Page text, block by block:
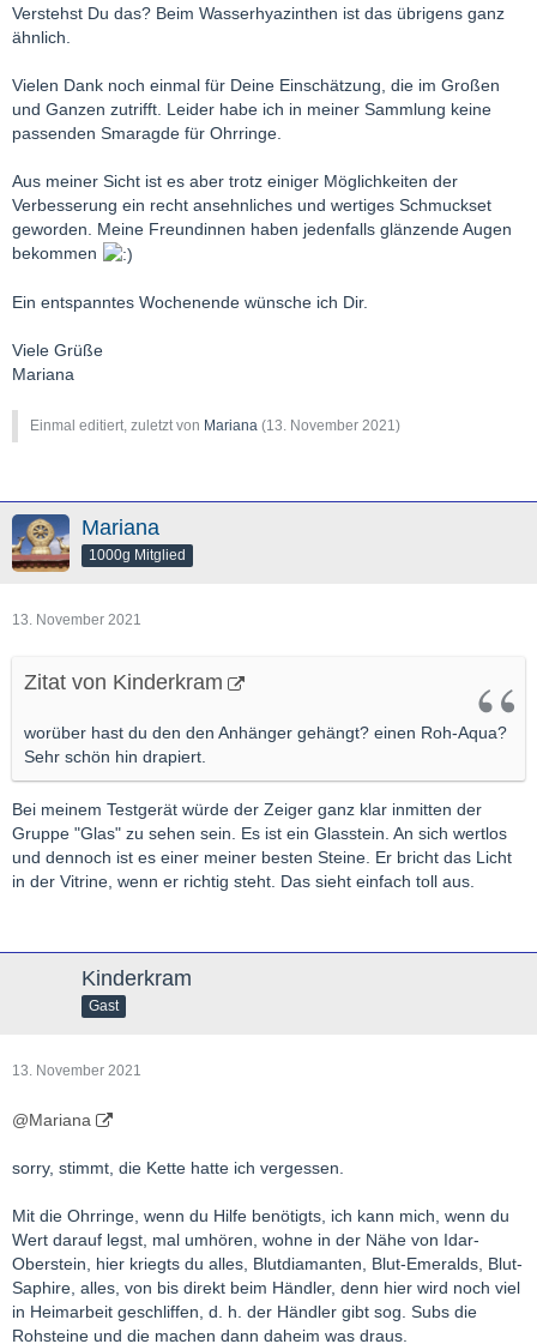
Verstehst Du das? Beim Wasserhyazinthen ist das übrigens ganz
ähnlich.
Vielen Dank noch einmal für Deine Einschätzung, die im Großen
und Ganzen zutrifft. Leider habe ich in meiner Sammlung keine
passenden Smaragde für Ohrringe.
Aus meiner Sicht ist es aber trotz einiger Möglichkeiten der
Verbesserung ein recht ansehnliches und wertiges Schmuckset
geworden. Meine Freundinnen haben jedenfalls glänzende Augen
bekommen
Ein entspanntes Wochenende wünsche ich Dir.
Viele Grüße
Mariana
Einmal editiert, zuletzt von Mariana (13. November 2021)
Mariana
1000g Mitglied
13. November 2021
Zitat von Kinderkram
worüber hast du den den Anhänger gehängt? einen Roh-Aqua?
Sehr schön hin drapiert.
Bei meinem Testgerät würde der Zeiger ganz klar inmitten der
Gruppe "Glas" zu sehen sein. Es ist ein Glasstein. An sich wertlos
und dennoch ist es einer meiner besten Steine. Er bricht das Licht
in der Vitrine, wenn er richtig steht. Das sieht einfach toll aus.
Kinderkram
Gast
13. November 2021
@Mariana
sorry, stimmt, die Kette hatte ich vergessen.
Mit die Ohrringe, wenn du Hilfe benötigts, ich kann mich, wenn du
Wert darauf legst, mal umhören, wohne in der Nähe von Idar-
Oberstein, hier kriegts du alles, Blutdiamanten, Blut-Emeralds, Blut-
Saphire, alles, von bis direkt beim Händler, denn hier wird noch viel
in Heimarbeit geschliffen, d. h. der Händler gibt sog. Subs die
Rohsteine und die machen dann daheim was draus.